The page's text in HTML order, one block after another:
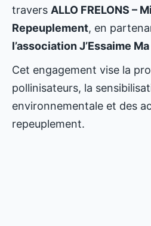
travers ALLO FRELONS –
Repeuplement, en
l’association J’Essaime
Cet engagement vise la
pollinisateurs, la
environnementale et des
repeuplement.